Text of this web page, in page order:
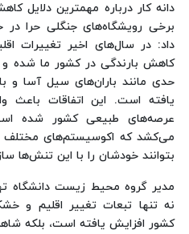
دانه کار درباره مهمترین دلایل
برخی رویشگاه‌های جنگلی حرا
داد: در سال‌های اخیر تغییرات
کاهش بارندگی در کشور ما شده و
حدی مانند باران‌های سیل آسا و
یافته است. این اتفاقات
عرصه‌های طبیعی کشور شده
می‌کشد که اکوسیستم‌های مختلف
بتوانند خودشان را با این تنش‌ها
مدیر گروه محیط زیست دانشگاه
نه تنها تبعات تغییر اقلیم و
کشور افزایش یافته است، بلکه